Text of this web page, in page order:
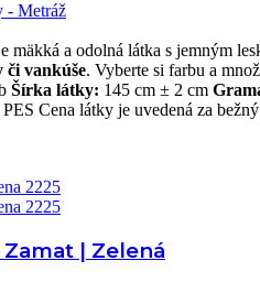
- Metráž
mäkká a odolná látka s jemným
či vankúše. Vyberte si farbu a
Šírka látky: 145 cm ± 2 cm
Cena látky je uvedená za
| Zelená